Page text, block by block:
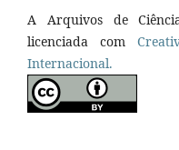
A Arquivos de
licenciada com
Internacional.